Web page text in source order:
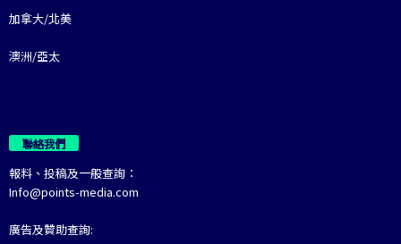
加拿大/北美
澳洲/亞太
聯絡我們
報料、投稿及一般查詢：
Info@points-media.com
廣告及贊助查詢: